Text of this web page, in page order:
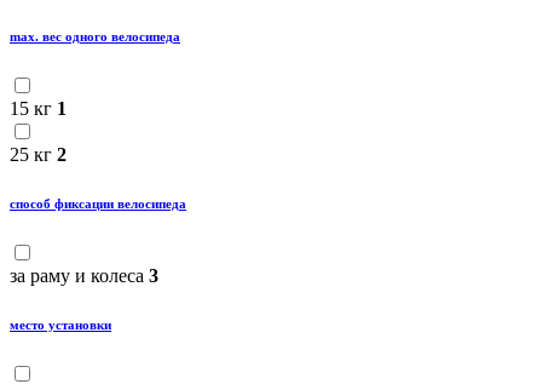
maх. вес одного велосипеда
15 кг 1
25 кг 2
способ фиксации велосипеда
за раму и колеса 3
место установки